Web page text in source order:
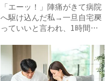
「エーッ！」陣痛がきて病院
へ駆け込んだ私→一旦自宅戻
っていいと言われ、1時間後